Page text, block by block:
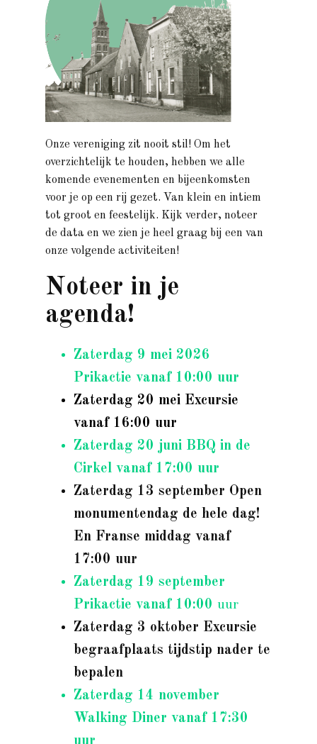
Onze vereniging zit nooit stil! Om het
overzichtelijk te houden, hebben we alle
komende evenementen en bijeenkomsten
voor je op een rij gezet. Van klein en intiem
tot groot en feestelijk. Kijk verder, noteer
de data en we zien je heel graag bij een van
onze volgende activiteiten!
Noteer in je
agenda!
Zaterdag 9 mei 2026
Prikactie vanaf 10:00 uur
Zaterdag 20 mei Excursie
vanaf 16:00 uur
Zaterdag 20 juni BBQ in de
Cirkel vanaf 17:00 uur
Zaterdag 13 september Open
monumentendag de hele dag!
En Franse middag vanaf
17:00 uur
Zaterdag 19 september
Prikactie vanaf 10:00 uur
Zaterdag 3 oktober Excursie
begraafplaats tijdstip nader te
bepalen
Zaterdag 14 november
Walking Diner vanaf 17:30
uur